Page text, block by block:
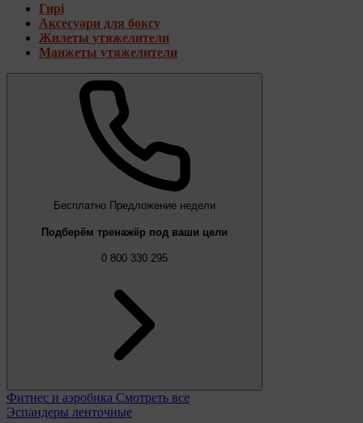
Гирі
Аксесуари для боксу
Жилеты утяжелители
Манжеты утяжелители
Бесплатно Предложение недели
Подберём тренажёр под ваши цели
0 800 330 295
Фитнес и аэробика Смотреть все
Эспандеры ленточные